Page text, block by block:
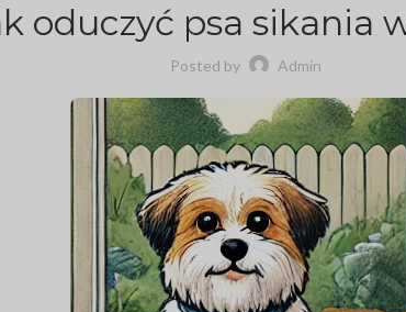
oduczyć psa sikania
Posted by Admin